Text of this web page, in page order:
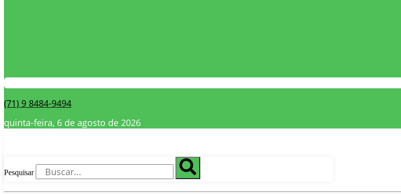
(71) 9 8484-9494
quinta-feira, 6 de agosto de 2026
Pesquisar